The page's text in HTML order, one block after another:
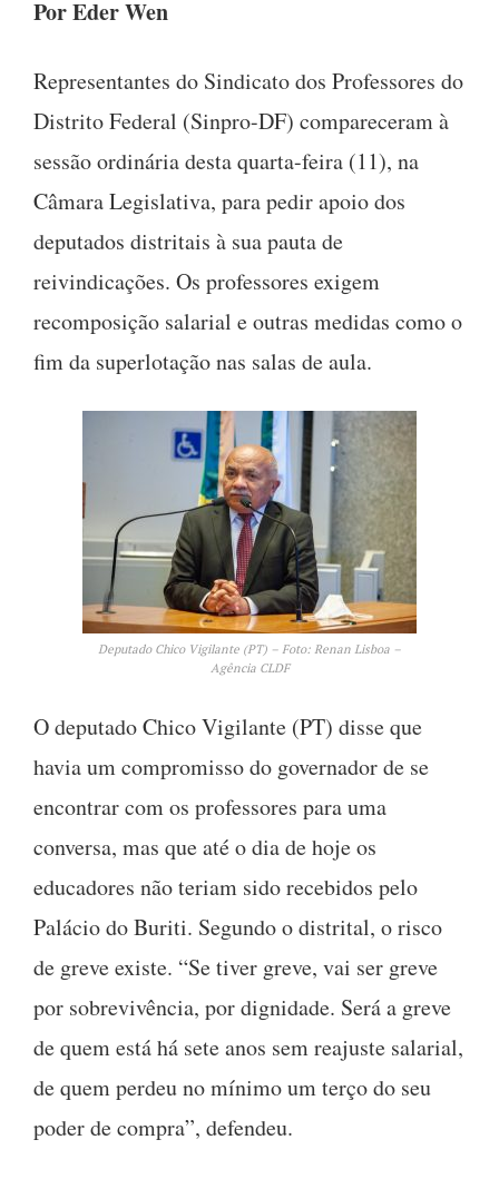
Por Eder Wen
Representantes do Sindicato dos Professores do
Distrito Federal (Sinpro-DF) compareceram à
sessão ordinária desta quarta-feira (11), na
Câmara Legislativa, para pedir apoio dos
deputados distritais à sua pauta de
reivindicações. Os professores exigem
recomposição salarial e outras medidas como o
fim da superlotação nas salas de aula.
Deputado Chico Vigilante (PT) – Foto: Renan Lisboa –
Agência CLDF
O deputado Chico Vigilante (PT) disse que
havia um compromisso do governador de se
encontrar com os professores para uma
conversa, mas que até o dia de hoje os
educadores não teriam sido recebidos pelo
Palácio do Buriti. Segundo o distrital, o risco
de greve existe. “Se tiver greve, vai ser greve
por sobrevivência, por dignidade. Será a greve
de quem está há sete anos sem reajuste salarial,
de quem perdeu no mínimo um terço do seu
poder de compra”, defendeu.